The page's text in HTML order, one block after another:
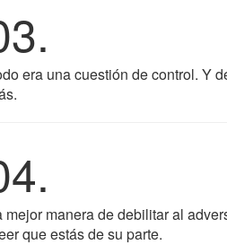
era una cuestión de control. Y
mejor manera de debilitar al
que estás de su parte.